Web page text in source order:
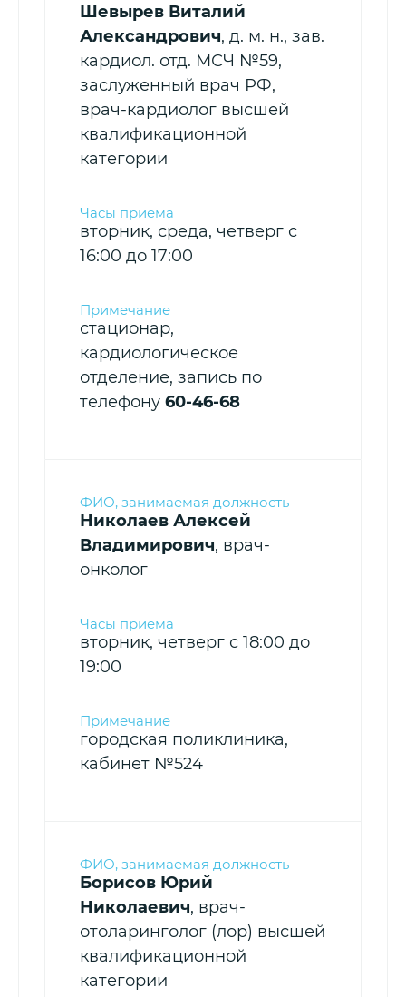
Шевырев Виталий
Александрович, д. м. н., зав.
кардиол. отд. МСЧ №59,
заслуженный врач РФ,
врач-кардиолог высшей
квалификационной
категории
вторник, среда, четверг с
16:00 до 17:00
стационар,
кардиологическое
отделение, запись по
телефону 60-46-68
Николаев Алексей
Владимирович, врач-
онколог
вторник, четверг с 18:00 до
19:00
городская поликлиника,
кабинет №524
Борисов Юрий
Николаевич, врач-
отоларинголог (лор) высшей
квалификационной
категории